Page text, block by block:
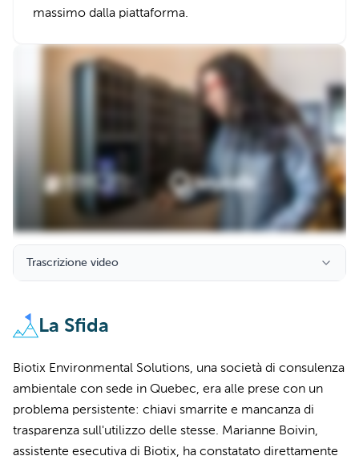
massimo dalla piattaforma.
Trascrizione video
La Sfida
Biotix Environmental Solutions, una società di consulenza
ambientale con sede in Quebec, era alle prese con un
problema persistente: chiavi smarrite e mancanza di
trasparenza sull'utilizzo delle stesse. Marianne Boivin,
assistente esecutiva di Biotix, ha constatato direttamente